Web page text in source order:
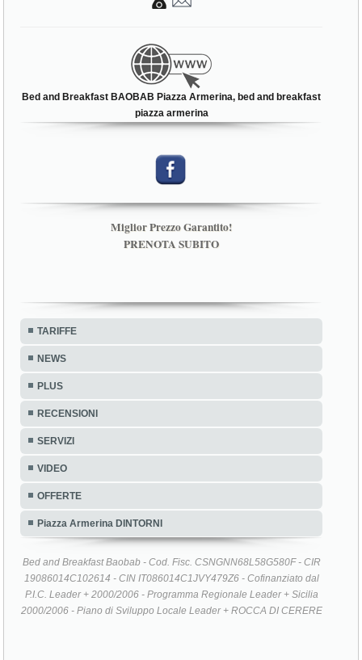
Bed and Breakfast BAOBAB Piazza Armerina, bed and breakfast
piazza armerina
Miglior Prezzo Garantito!
PRENOTA SUBITO
TARIFFE
NEWS
PLUS
RECENSIONI
SERVIZI
VIDEO
OFFERTE
Piazza Armerina DINTORNI
Bed and Breakfast Baobab - Cod. Fisc. CSNGNN68L58G580F - CIR
19086014C102614 - CIN IT086014C1JVY479Z6 - Cofinanziato dal
P.I.C. Leader + 2000/2006 - Programma Regionale Leader + Sicilia
2000/2006 - Piano di Sviluppo Locale Leader + ROCCA DI CERERE